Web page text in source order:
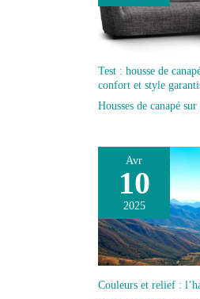
Test : housse de
confort et style
Housses de canapé sur
Avr
10
2025
Couleurs et relief :